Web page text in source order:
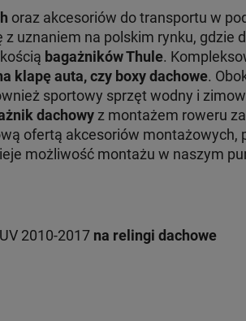
oraz akcesoriów do transportu w
uznaniem na polskim rynku, gdzie
bagażników Thule.
klapę auta, czy boxy dachowe.
sportowy sprzęt wodny i
dachowyz montażem roweru
ofertą akcesoriów montażowych,
możliwość montażu w naszym
2010-2017 na relingi dachowe